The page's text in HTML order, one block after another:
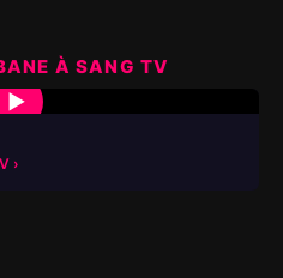
À SANG TV
▶